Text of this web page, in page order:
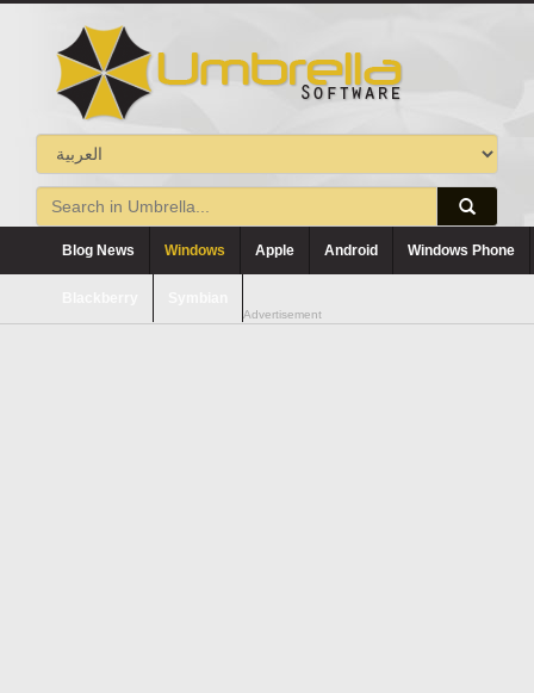
Blog News Windows Apple Android Windows Phone
Advertisement